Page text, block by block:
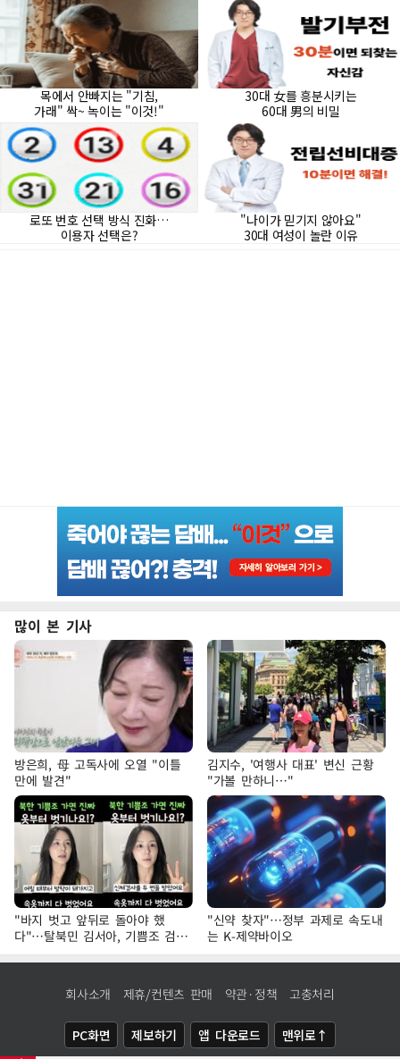
많이 본 기사
방은희, 母 고독사에 오열 "이틀
만에 발견"
김지수, '여행사 대표' 변신 근황
"가볼 만하니…"
"바지 벗고 앞뒤로 돌아야 했
다"…탈북민 김서아, 기쁨조 검사
수치심 회상
"신약 찾자"…정부 과제로 속도내
는 K-제약바이오
회사소개 제휴/컨텐츠 판매 약관·정책 고충처리
PC화면 제보하기 앱 다운로드 맨위로↑